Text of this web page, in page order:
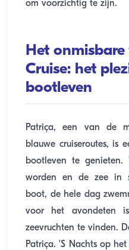
om voorzichtig te zijn.
Het onmisbare
Cruise: het
bootleven
Patriça, een van de
blauwe cruiseroutes, is
bootleven te genieten.
worden en de zee in
boot, de hele dag
voor het avondeten
zeevruchten te vinden.
Patriça. 'S Nachts op